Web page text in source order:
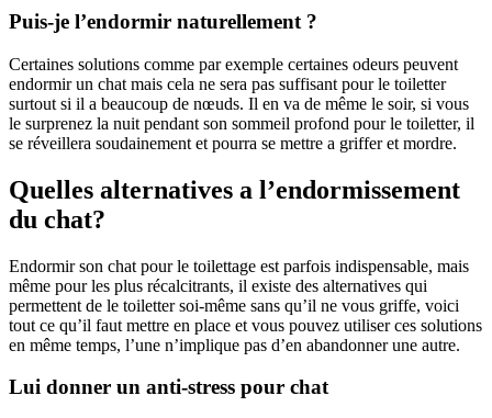
Puis-je l’endormir naturellement ?
Certaines solutions comme par exemple certaines odeurs peuvent
endormir un chat mais cela ne sera pas suffisant pour le toiletter
surtout si il a beaucoup de nœuds. Il en va de même le soir, si vous
le surprenez la nuit pendant son sommeil profond pour le toiletter, il
se réveillera soudainement et pourra se mettre a griffer et mordre.
Quelles alternatives a l’endormissement
du chat?
Endormir son chat pour le toilettage est parfois indispensable, mais
même pour les plus récalcitrants, il existe des alternatives qui
permettent de le toiletter soi-même sans qu’il ne vous griffe, voici
tout ce qu’il faut mettre en place et vous pouvez utiliser ces solutions
en même temps, l’une n’implique pas d’en abandonner une autre.
Lui donner un anti-stress pour chat